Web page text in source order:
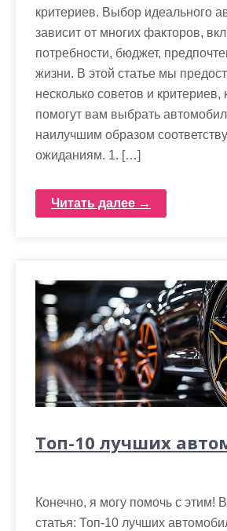
критериев. Выбор идеального
зависит от многих факторов,
потребности, бюджет,
жизни. В этой статье мы
несколько советов и критериев,
помогут вам выбрать
наилучшим образом
ожиданиям. 1. […]
Читать далее →
Топ-10 лучших
Конечно, я могу помочь с этим!
статья: Топ-10 лучших